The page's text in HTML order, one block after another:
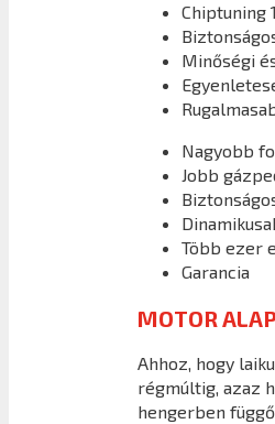
Chiptuning
Minőségi
Nagyobb
Jobb
Több ezer
Garancia
MOTOR
Ahhoz, hogy
régmúltig, azaz
hengerben